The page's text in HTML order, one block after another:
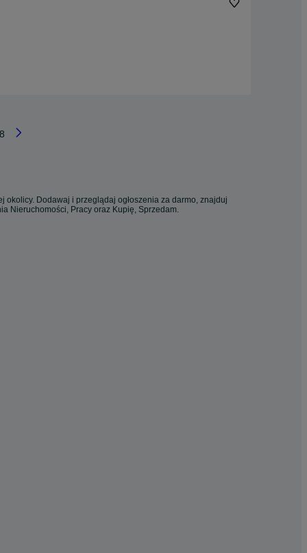
8
okolicy. Dodawaj i przeglądaj ogłoszenia za darmo, znajduj
Nieruchomości, Pracy oraz Kupię, Sprzedam.